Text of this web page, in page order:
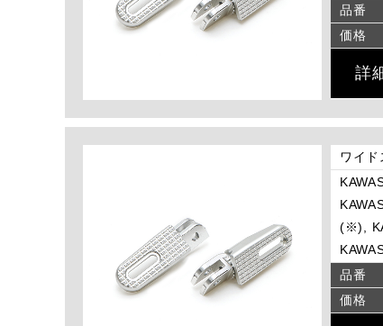
品番
価格
詳
ワイド
(※),
品番
価格